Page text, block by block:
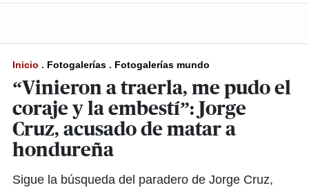
Inicio . Fotogalerías . Fotogalerías mundo
“Vinieron a traerla, me pudo el
coraje y la embestí”: Jorge
Cruz, acusado de matar a
hondureña
Sigue la búsqueda del paradero de Jorge Cruz,